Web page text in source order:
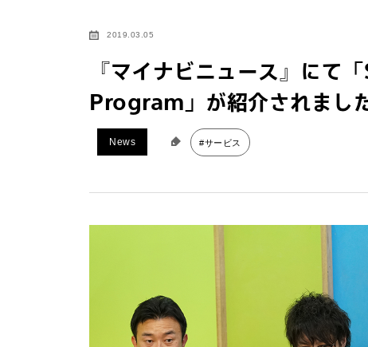
2019.03.05
『マイナビニュース』に
Program」が紹介されまし
News #サービス